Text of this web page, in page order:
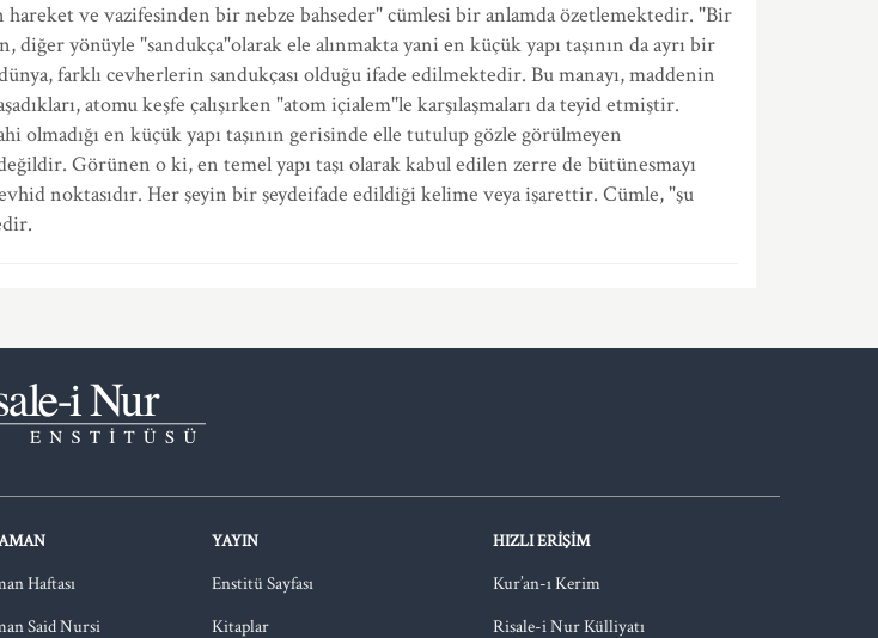
ve vazifesinden bir nebze bahseder" cümlesi bir anlamda özetlemektedir. "Bir
yönüyle "sandukça"olarak ele alınmakta yani en küçük yapı taşının da ayrı bir
farklı cevherlerin sandukçası olduğu ifade edilmektedir. Bu manayı, maddenin
atomu keşfe çalışırken "atom içialem"le karşılaşmaları da teyid etmiştir.
olmadığı en küçük yapı taşının gerisinde elle tutulup gözle görülmeyen
Görünen o ki, en temel yapı taşı olarak kabul edilen zerre de bütünesmayı
noktasıdır. Her şeyin bir şeydeifade edildiği kelime veya işarettir. Cümle, "şu
Haftası
Said Nursi
YAYIN
Enstitü Sayfası
Kitaplar
HIZLI ERIŞIM
Kur’an-ı Kerim
Risale-i Nur Külliyatı